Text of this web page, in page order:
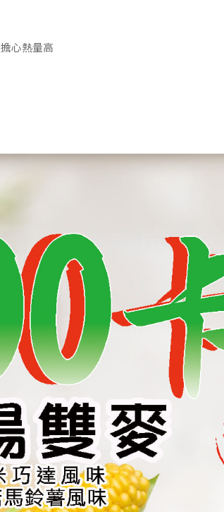
心熱量高